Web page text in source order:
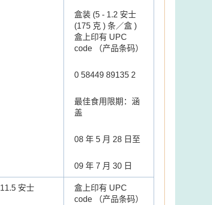
盒装 (5 - 1.2 安士
(175 克 ) 条／盒 )
盒上印有 UPC
code （产品条码）
0 58449 89135 2
最佳食用限期：涵
盖
08 年 5 月 28 日至
09 年 7 月 30 日
11.5 安士
盒上印有 UPC
code （产品条码）